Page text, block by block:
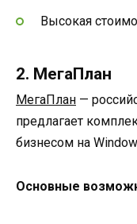
Высокая
2. МегаПлан
МегаПлан —
предлагает
бизнесом на
Основные